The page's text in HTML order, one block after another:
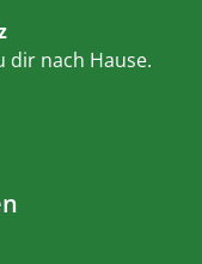
dir nach Hause.